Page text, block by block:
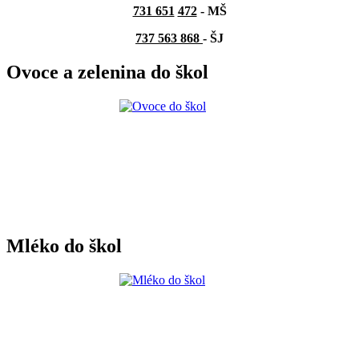
731 651 472- MŠ
737 563 868 - ŠJ
Ovoce a zelenina do škol
Mléko do škol